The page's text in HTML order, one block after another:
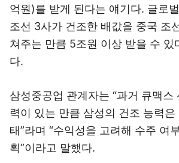
억원)를 받게 된다는 얘기다. 글로
조선 3사가 건조한 배값을 중국 조
쳐주는 만큼 5조원 이상 받을 수 있
다.
삼성중공업 관계자는 “과거 큐맥스
력이 있는 만큼 삼성의 건조 능력
태”라며 “수익성을 고려해 수주 여
획”이라고 말했다.